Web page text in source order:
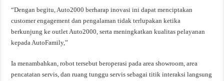
“Dengan begitu, Auto2000 berharap inovasi ini dapat menciptakan
customer engagement dan pengalaman tidak terlupakan ketika
berkunjung ke outlet Auto2000, serta meningkatkan kualitas pelayanan
kepada AutoFamily,”
Ia menambahkan, robot tersebut beroperasi pada area showroom, area
pencatatan servis, dan ruang tunggu servis sebagai titik interaksi langsung